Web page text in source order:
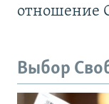
отношение
Выбор